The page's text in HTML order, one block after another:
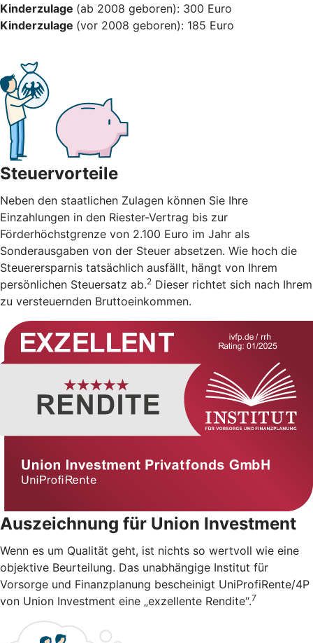
Kinderzulage (ab 2008 geboren): 300 Euro
Kinderzulage (vor 2008 geboren): 185 Euro
Steuervorteile
Neben den staatlichen Zulagen können Sie Ihre
Einzahlungen in den Riester-Vertrag bis zur
Förderhöchstgrenze von 2.100 Euro im Jahr als
Sonderausgaben von der Steuer absetzen. Wie hoch die
Steuerersparnis tatsächlich ausfällt, hängt von Ihrem
persönlichen Steuersatz ab.2 Dieser richtet sich nach Ihrem
zu versteuernden Bruttoeinkommen.
Auszeichnung für Union Investment
Wenn es um Qualität geht, ist nichts so wertvoll wie eine
objektive Beurteilung. Das unabhängige Institut für
Vorsorge und Finanzplanung bescheinigt UniProfiRente/4P
von Union Investment eine „exzellente Rendite“.7